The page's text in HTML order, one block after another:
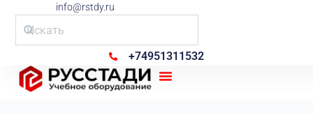
info@rstdy.ru
+74951311532